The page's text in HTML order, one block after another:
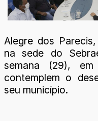
Alegre dos
na sede do
semana (29),
contemplem o
seu município.